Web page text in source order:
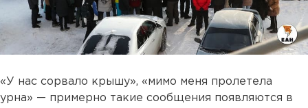
«У нас сорвало крышу», «мимо меня пролетела
урна» — примерно такие сообщения появляются в